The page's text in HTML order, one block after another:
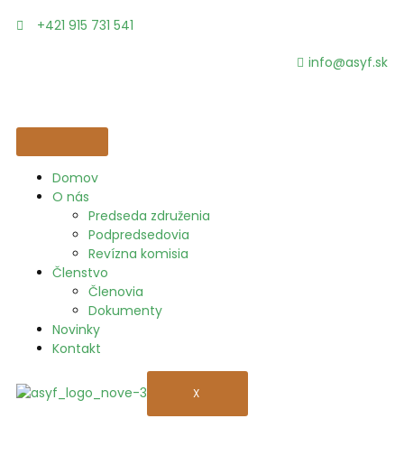
+421 915 731 541
info@asyf.sk
Domov
O nás
Predseda združenia
Podpredsedovia
Revízna komisia
Členstvo
Členovia
Dokumenty
Novinky
Kontakt
X